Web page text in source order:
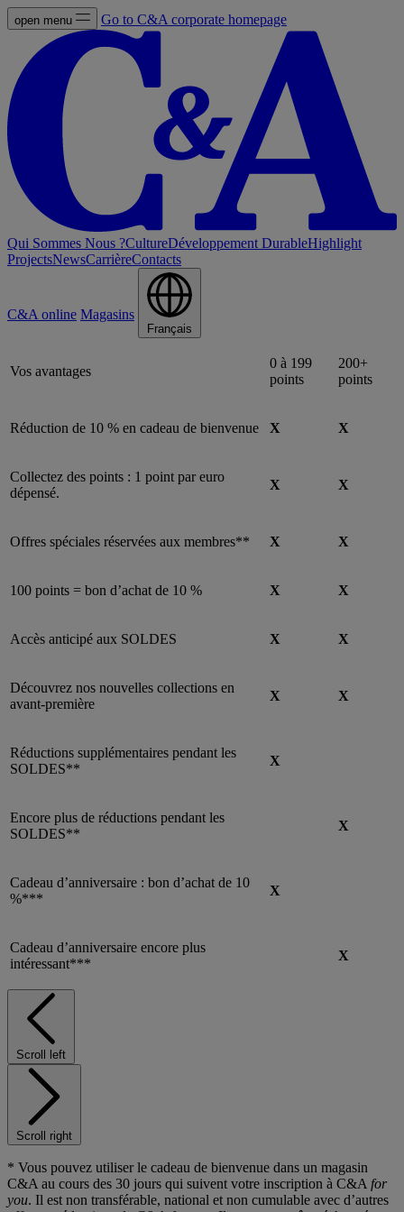
open menu Go to C&A corporate homepage
Qui Sommes Nous ?CultureDéveloppement DurableHighlight
ProjectsNewsCarrièreContacts
C&A online Magasins
Français
Vos avantages
0 à 199
points
200+
points
Réduction de 10 % en cadeau de bienvenue X X
Collectez des points : 1 point par euro
dépensé.
X X
Offres spéciales réservées aux membres** X X
100 points = bon d’achat de 10 % X X
Accès anticipé aux SOLDES X X
Découvrez nos nouvelles collections en
avant-première
X X
Réductions supplémentaires pendant les
SOLDES**
X
Encore plus de réductions pendant les
SOLDES**
X
Cadeau d’anniversaire : bon d’achat de 10
%***
X
Cadeau d’anniversaire encore plus
intéressant***
X
Scroll left
Scroll right
* Vous pouvez utiliser le cadeau de bienvenue dans un magasin
C&A au cours des 30 jours qui suivent votre inscription à C&Afor
you. Il est non transférable, national et non cumulable avec d’autres